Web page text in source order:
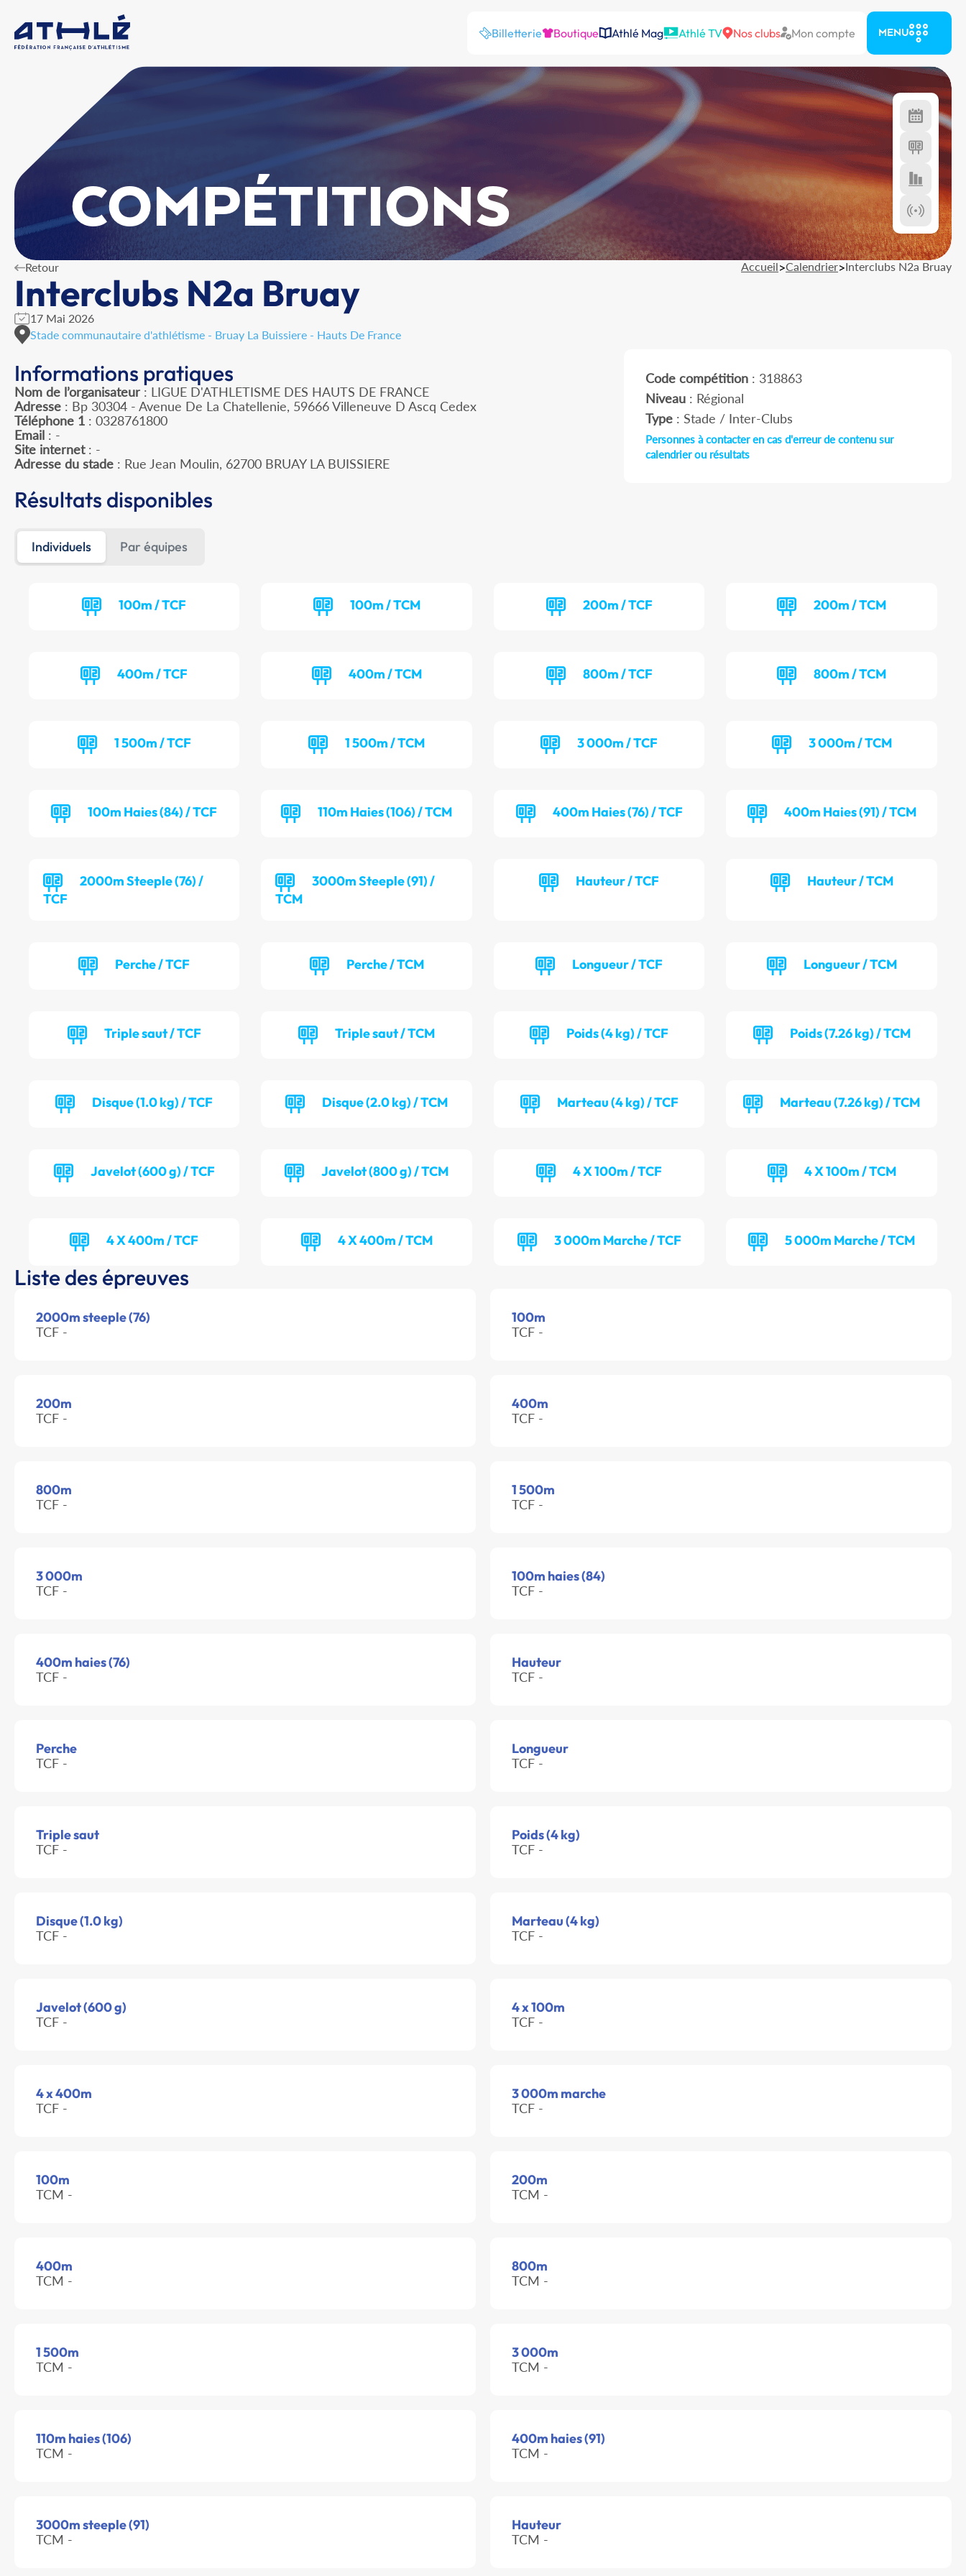
Billetterie Boutique Athlé Mag Athlé TV Nos clubs Mon compte MENU
COMPÉTITIONS
Retour Accueil>Calendrier>Interclubs N2a Bruay
Interclubs N2a Bruay
17 Mai 2026
Stade communautaire d'athlétisme - Bruay La Buissiere - Hauts De France
Informations pratiques
Nom de l’organisateur : LIGUE D'ATHLETISME DES HAUTS DE FRANCE
Adresse : Bp 30304 - Avenue De La Chatellenie, 59666 Villeneuve D Ascq Cedex
Téléphone 1 : 0328761800
Email : -
Site internet: -
Adresse du stade : Rue Jean Moulin, 62700 BRUAY LA BUISSIERE
Code compétition: 318863
Niveau: Régional
Type: Stade / Inter-Clubs
Personnes à contacter en cas d'erreur de contenu sur
calendrier ou résultats
Résultats disponibles
Individuels Par équipes
100m / TCF 100m / TCM 200m / TCF 200m / TCM
400m / TCF 400m / TCM 800m / TCF 800m / TCM
1 500m / TCF 1 500m / TCM 3 000m / TCF 3 000m / TCM
100m Haies (84) / TCF 110m Haies (106) / TCM 400m Haies (76) / TCF 400m Haies (91) / TCM
2000m Steeple (76) /
TCF
3000m Steeple (91) /
TCM
Hauteur / TCF Hauteur / TCM
Perche / TCF Perche / TCM Longueur / TCF Longueur / TCM
Triple saut / TCF Triple saut / TCM Poids (4 kg) / TCF Poids (7.26 kg) / TCM
Disque (1.0 kg) / TCF Disque (2.0 kg) / TCM Marteau (4 kg) / TCF Marteau (7.26 kg) / TCM
Javelot (600 g) / TCF Javelot (800 g) / TCM 4 X 100m / TCF 4 X 100m / TCM
4 X 400m / TCF 4 X 400m / TCM 3 000m Marche / TCF 5 000m Marche / TCM
Liste des épreuves
2000m steeple (76)
TCF -
100m
TCF -
200m
TCF -
400m
TCF -
800m
TCF -
1 500m
TCF -
3 000m
TCF -
100m haies (84)
TCF -
400m haies (76)
TCF -
Hauteur
TCF -
Perche
TCF -
Longueur
TCF -
Triple saut
TCF -
Poids (4 kg)
TCF -
Disque (1.0 kg)
TCF -
Marteau (4 kg)
TCF -
Javelot (600 g)
TCF -
4 x 100m
TCF -
4 x 400m
TCF -
3 000m marche
TCF -
100m
TCM -
200m
TCM -
400m
TCM -
800m
TCM -
1 500m
TCM -
3 000m
TCM -
110m haies (106)
TCM -
400m haies (91)
TCM -
3000m steeple (91)
TCM -
Hauteur
TCM -